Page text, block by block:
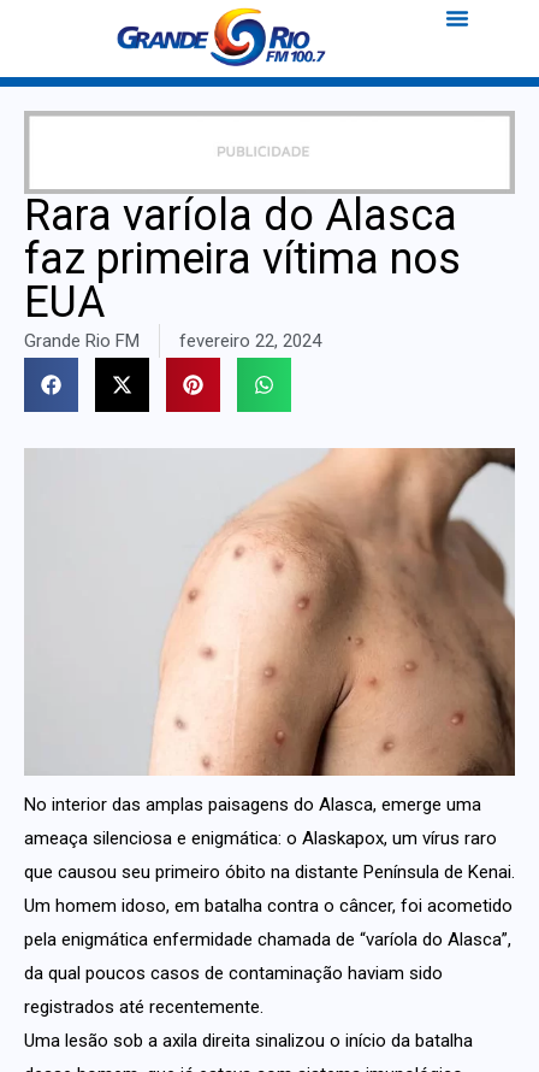
Rara varíola do Alasca
faz primeira vítima nos
EUA
Grande Rio FM fevereiro 22, 2024
No interior das amplas paisagens do Alasca, emerge uma
ameaça silenciosa e enigmática: o Alaskapox, um vírus raro
que causou seu primeiro óbito na distante Península de Kenai.
Um homem idoso, em batalha contra o câncer, foi acometido
pela enigmática enfermidade chamada de “varíola do Alasca”,
da qual poucos casos de contaminação haviam sido
registrados até recentemente.
Uma lesão sob a axila direita sinalizou o início da batalha